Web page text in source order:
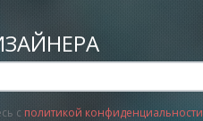
с политикой конфиденциальности